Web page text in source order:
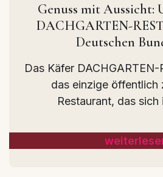
Genuss mit Aussicht:
DACHGARTEN-
Deutschen
Das Käfer
das einzige öffentlich
Restaurant, das sich